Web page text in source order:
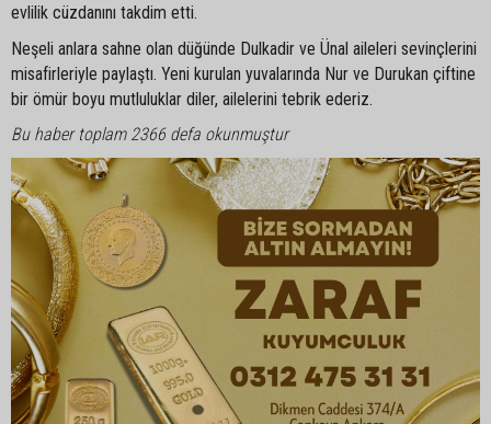
evlilik cüzdanını takdim etti.
Neşeli anlara sahne olan düğünde Dulkadir ve Ünal aileleri sevinçlerini
misafirleriyle paylaştı. Yeni kurulan yuvalarında Nur ve Durukan çiftine
bir ömür boyu mutluluklar diler, ailelerini tebrik ederiz.
Bu haber toplam 2366 defa okunmuştur